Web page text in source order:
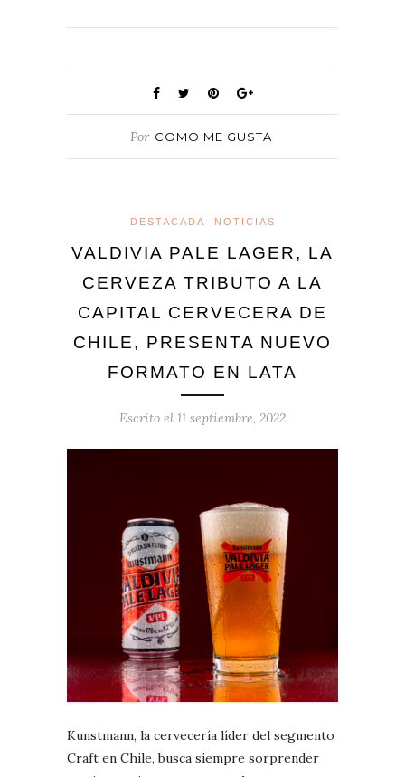
Por COMO ME GUSTA
DESTACADA NOTICIAS
VALDIVIA PALE LAGER, LA
CERVEZA TRIBUTO A LA
CAPITAL CERVECERA DE
CHILE, PRESENTA NUEVO
FORMATO EN LATA
Escrito el 11 septiembre, 2022
Kunstmann, la cervecería líder del segmento
Craft en Chile, busca siempre sorprender